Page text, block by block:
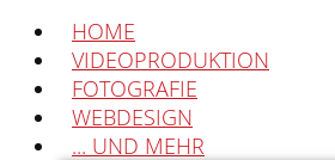
HOME
VIDEOPRODUKTION
FOTOGRAFIE
WEBDESIGN
... UND MEHR